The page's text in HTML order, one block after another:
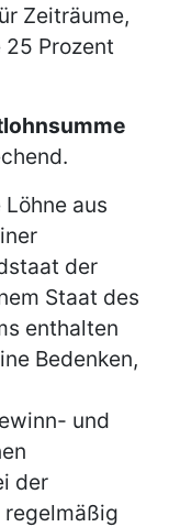
Zeiträume,
Prozent
aus
der
Staat des
enthalten
Bedenken,
und
der
regelmäßig